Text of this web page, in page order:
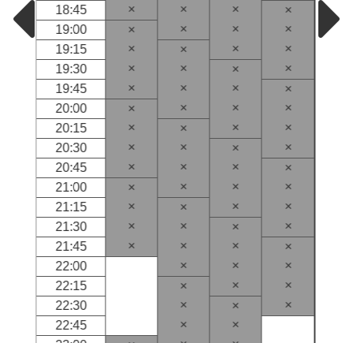
18:45
× × ×
×
19:00
× × ×
×
19:15
× × ×
×
19:30
× × ×
×
19:45
× × ×
×
20:00
× × ×
×
20:15
× × ×
×
20:30
× × ×
×
20:45
× × ×
×
21:00
× × ×
×
21:15
× × ×
×
21:30
× × ×
×
21:45
× × ×
×
22:00
× ×
×
22:15
× ×
×
22:30
× ×
×
22:45
×
×